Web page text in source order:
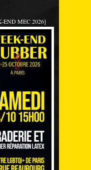
END MEC 2026]